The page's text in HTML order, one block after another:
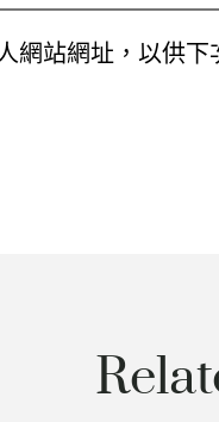
網站網址，以供下